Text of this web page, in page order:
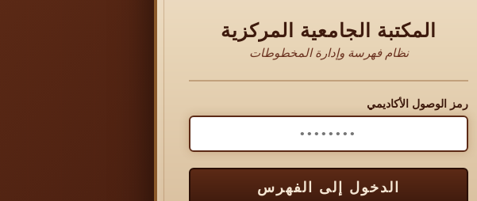
المكتبة الجامعية المركزية
نظام فهرسة وإدارة المخطوطات
رمز الوصول الأكاديمي
الدخول إلى الفهرس